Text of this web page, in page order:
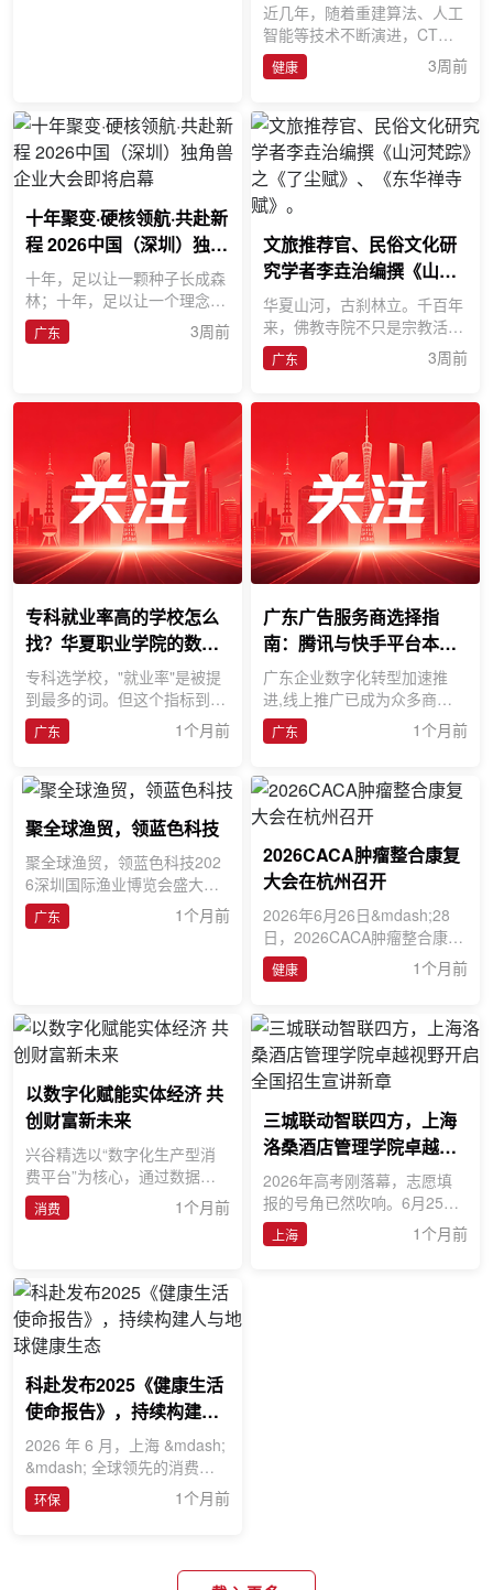
近几年，随着重建算法、人工
智能等技术不断演进，CT图
像质量越来越好，但决定图像
质量上限的，始终是X射线管
健康 3周前
十年聚变·硬核领航·共赴新
程 2026中国（深圳）独角
兽企业大会即将启幕
十年，足以让一颗种子长成森
林；十年，足以让一个理念重
塑产业版图。值此《GEI中国
独角兽企业研究报告》发布十
广东 3周前
文旅推荐官、民俗文化研
究学者李垚治编撰《山河
梵踪》之《了尘赋》、
《东华禅寺赋》。
华夏山河，古刹林立。千百年
来，佛教寺院不只是宗教活动
场所，更是承载建筑艺术、石
刻碑铭、文人诗词、地域历史
广东 3周前
专科就业率高的学校怎么
找？华夏职业学院的数据
经得起查
专科选学校，"就业率"是被提
到最多的词。但这个指标到底
怎么看，很多人其实并不清
楚。就业率分初次就业率和最
广东 1个月前
广东广告服务商选择指
南：腾讯与快手平台本地
服务解析
广东企业数字化转型加速推
进,线上推广已成为众多商家
的标配动作。针对“腾讯广告
开户找谁更方便?”“快手代
广东 1个月前
聚全球渔贸，领蓝色科技
聚全球渔贸，领蓝色科技202
6深圳国际渔业博览会盛大启
幕聚全球渔贸，领蓝色科技。
7月2日，2026深圳国际渔业
广东 1个月前
2026CACA肿瘤整合康复
大会在杭州召开
2026年6月26日&mdash;28
日，2026CACA肿瘤整合康复
大会在杭州举办。本次大会由
中国抗癌协会、中国抗癌协会
健康 1个月前
以数字化赋能实体经济 共
创财富新未来
兴谷精选以“数字化生产型消
费平台”为核心，通过数据驱
动和生态整合，实现消费端与
生产端的深度连接。数据赋能
消费 1个月前
三城联动智联四方，上海
洛桑酒店管理学院卓越视
野开启全国招生宣讲新章
2026年高考刚落幕，志愿填
报的号角已然吹响。6月25日
到6月28日，上海商学院上海
洛桑酒店管理学院执行院长胡
上海 1个月前
科赴发布2025《健康生活
使命报告》，持续构建人
与地球健康生态
2026 年 6 月，上海 &mdash;
&mdash; 全球领先的消费者
健康企业科赴（Kenvue）近
日发布2025年度《健康生活
环保 1个月前